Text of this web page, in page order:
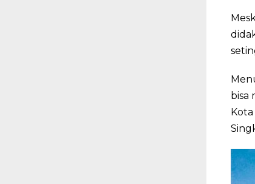
bisa